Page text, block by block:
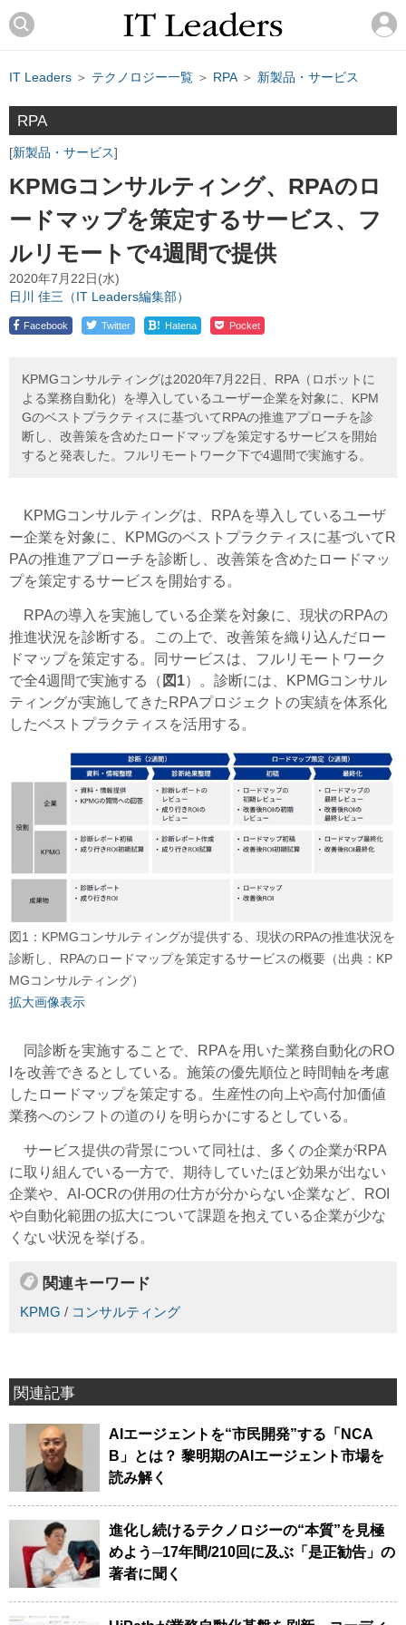
IT Leaders ＞ テクノロジー一覧 ＞ RPA ＞ 新製品・サービス
RPA
新製品・サービス
KPMGコンサルティング、RPAのロ
ードマップを策定するサービス、フ
ルリモートで4週間で提供
2020年7月22日(水)
日川 佳三（IT Leaders編集部）
Facebook Twitter ! Hatena Pocket
KPMGコンサルティングは2020年7月22日、RPA（ロボットに
よる業務自動化）を導入しているユーザー企業を対象に、KPM
Gのベストプラクティスに基づいてRPAの推進アプローチを診
断し、改善策を含めたロードマップを策定するサービスを開始
すると発表した。フルリモートワーク下で4週間で実施する。
KPMGコンサルティングは、RPAを導入しているユーザ
ー企業を対象に、KPMGのベストプラクティスに基づいてR
PAの推進アプローチを診断し、改善策を含めたロードマッ
プを策定するサービスを開始する。
RPAの導入を実施している企業を対象に、現状のRPAの
推進状況を診断する。この上で、改善策を織り込んだロー
ドマップを策定する。同サービスは、フルリモートワーク
で全4週間で実施する（ 図1）。診断には、KPMGコンサル
ティングが実施してきたRPAプロジェクトの実績を体系化
したベストプラクティスを活用する。
図1：KPMGコンサルティングが提供する、現状のRPAの推進状況を
診断し、RPAのロードマップを策定するサービスの概要（出典：KP
MGコンサルティング）
拡大画像表示
同診断を実施することで、RPAを用いた業務自動化のRO
Iを改善できるとしている。施策の優先順位と時間軸を考慮
したロードマップを策定する。生産性の向上や高付加価値
業務へのシフトの道のりを明らかにするとしている。
サービス提供の背景について同社は、多くの企業がRPA
に取り組んでいる一方で、期待していたほど効果が出ない
企業や、AI-OCRの併用の仕方が分からない企業など、ROI
や自動化範囲の拡大について課題を抱えている企業が少な
くない状況を挙げる。
関連キーワード
KPMG / コンサルティング
関連記事
AIエージェントを“市民開発”する「NCA
B」とは？ 黎明期のAIエージェント市場を
読み解く
進化し続けるテクノロジーの“本質”を見極
めよう─17年間/210回に及ぶ「是正勧告」の
著者に聞く